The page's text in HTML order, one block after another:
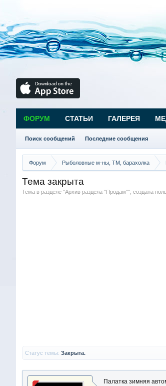
Форум Рыболовные м-ны, ТМ, барахолка
Тема закрыта
Тема в разделе "Архив раздела "Продам"", создана
Статус темы: Закрыта.
Палатка зимняя
ФОРУМ
Поиск сообщений Последние сообщения
СТАТЬИ ГАЛЕРЕЯ